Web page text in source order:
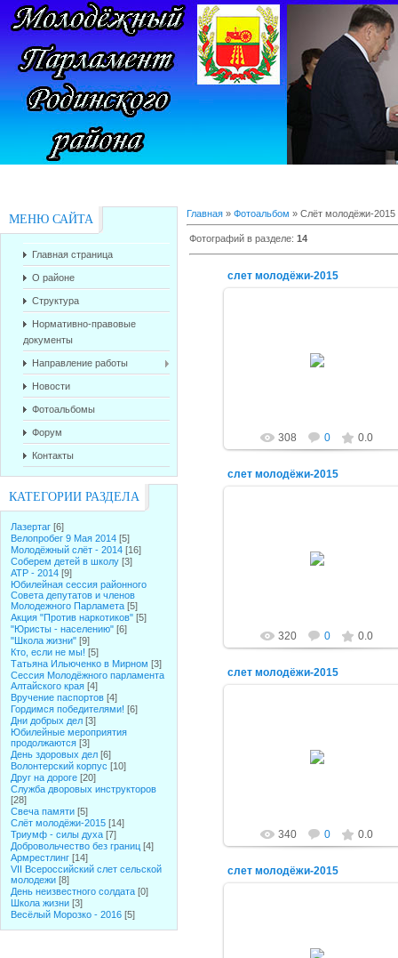
МЕНЮ САЙТА
Главная страница
О районе
Структура
Нормативно-правовые
документы
Направление работы
Новости
Фотоальбомы
Форум
Контакты
КАТЕГОРИИ РАЗДЕЛА
Лазертаг [6]
Велопробег 9 Мая 2014 [5]
Молодёжный слёт - 2014 [16]
Соберем детей в школу [3]
АТР - 2014 [9]
Юбилейная сессия районного
Совета депутатов и членов
Молодежного Парламета [5]
Акция "Против наркотиков" [5]
"Юристы - населению" [6]
"Школа жизни" [9]
Кто, если не мы! [5]
Татьяна Ильюченко в Мирном [3]
Сессия Молодёжного парламента
Алтайского края [4]
Вручение паспортов [4]
Гордимся победителями! [6]
Дни добрых дел [3]
Юбилейные мероприятия
продолжаются [3]
День здоровых дел [6]
Волонтерский корпус [10]
Друг на дороге [20]
Служба дворовых инструкторов
[28]
Свеча памяти [5]
Слёт молодёжи-2015 [14]
Триумф - силы духа [7]
Добровольчество без границ [4]
Армрестлинг [14]
VII Всероссийский слет сельской
молодежи [8]
День неизвестного солдата [0]
Школа жизни [3]
Весёлый Морозко - 2016 [5]
Главная » Фотоальбом » Слёт молодёжи-2015
Фотографий в разделе: 14
слет молодёжи-2015
308 0 0.0
слет молодёжи-2015
320 0 0.0
слет молодёжи-2015
340 0 0.0
слет молодёжи-2015